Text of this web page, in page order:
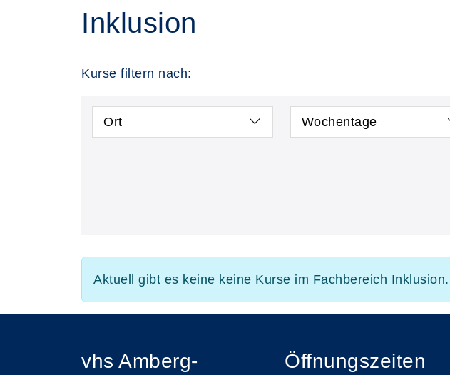
Inklusion
Kurse filtern nach:
Ort Wochentage
Aktuell gibt es keine keine Kurse im Fachbereich Inklusion.
vhs Amberg-
Öffnungszeiten